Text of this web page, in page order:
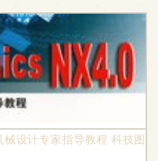
设计专家指导教程 科技图